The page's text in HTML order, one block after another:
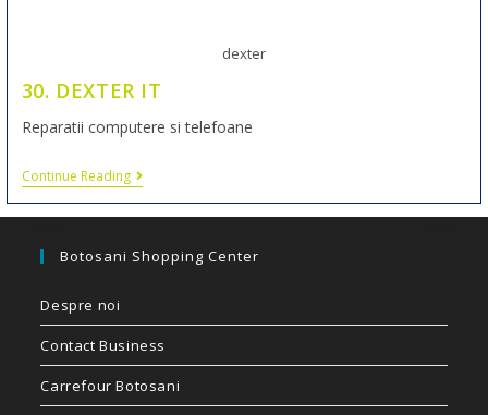
dexter
30. DEXTER IT
Reparatii computere si telefoane
Continue Reading
Botosani Shopping Center
Despre noi
Contact Business
Carrefour Botosani